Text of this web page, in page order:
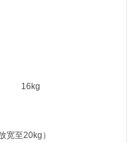
） 16kg
宽至20kg ）